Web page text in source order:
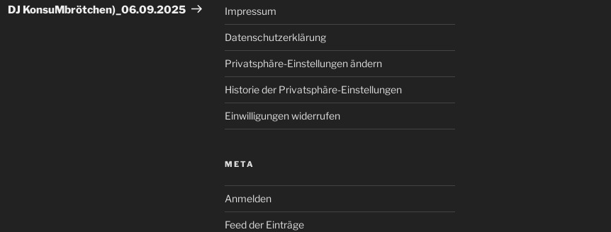
DJ KonsuMbrötchen)_06.09.2025
Impressum
Datenschutzerklärung
Privatsphäre-Einstellungen ändern
Historie der Privatsphäre-Einstellungen
Einwilligungen widerrufen
META
Anmelden
Feed der Einträge